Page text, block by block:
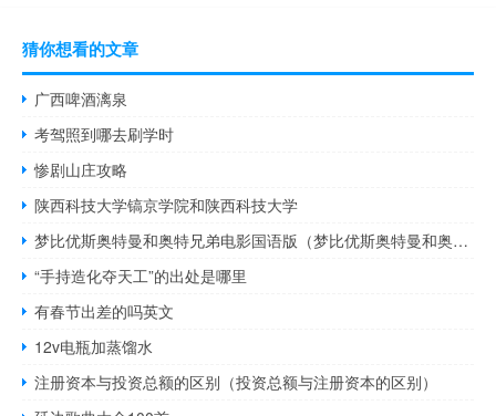
猜你想看的文章
广西啤酒漓泉
考驾照到哪去刷学时
惨剧山庄攻略
陕西科技大学镐京学院和陕西科技大学
梦比优斯奥特曼和奥特兄弟电影国语版（梦比优斯奥特曼和奥特兄弟中文版）
“手持造化夺天工”的出处是哪里
有春节出差的吗英文
12v电瓶加蒸馏水
注册资本与投资总额的区别（投资总额与注册资本的区别）